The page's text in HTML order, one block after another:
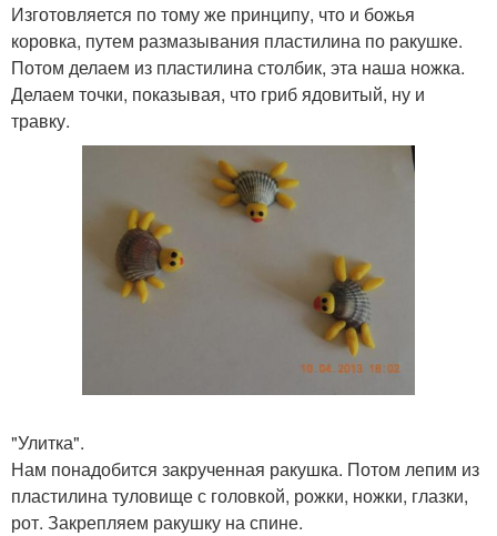
Изготовляется по тому же принципу, что и божья
коровка, путем размазывания пластилина по ракушке.
Потом делаем из пластилина столбик, эта наша ножка.
Делаем точки, показывая, что гриб ядовитый, ну и
травку.
"Улитка".
Нам понадобится закрученная ракушка. Потом лепим из
пластилина туловище с головкой, рожки, ножки, глазки,
рот. Закрепляем ракушку на спине.